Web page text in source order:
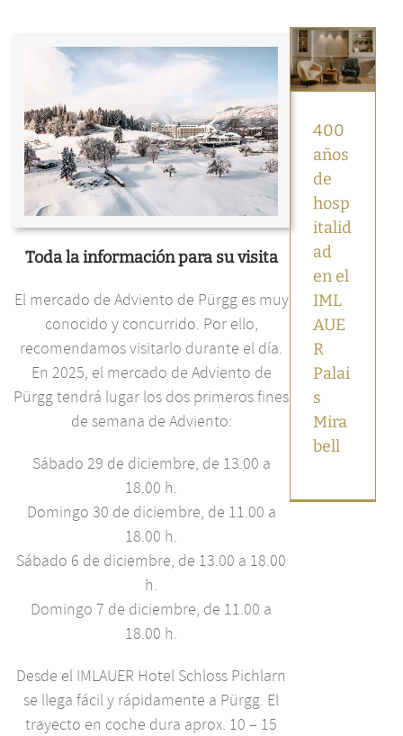
Toda la información para su visita
El mercado de Adviento de Pürgg es muy
conocido y concurrido. Por ello,
recomendamos visitarlo durante el día.
En 2025, el mercado de Adviento de
Pürgg tendrá lugar los dos primeros fines
de semana de Adviento:
Sábado 29 de diciembre, de 13.00 a
18.00 h.
Domingo 30 de diciembre, de 11.00 a
18.00 h.
Sábado 6 de diciembre, de 13.00 a 18.00
h.
Domingo 7 de diciembre, de 11.00 a
18.00 h.
Desde el IMLAUER Hotel Schloss Pichlarn
se llega fácil y rápidamente a Pürgg. El
trayecto en coche dura aprox. 10 – 15
hospitalidad
Palais
Mirabell
Noticias
destacadas
Noticias
IMLAUER
400
años
de
hosp
italid
ad
en el
IML
AUE
R
Palai
s
Mira
bell